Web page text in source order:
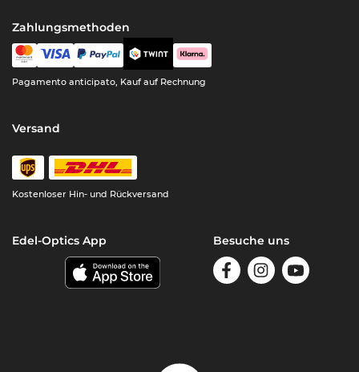
Zahlungsmethoden
Pagamento anticipato, Kauf auf Rechnung
Versand
Kostenloser Hin- und Rückversand
Edel-Optics App Besuche uns